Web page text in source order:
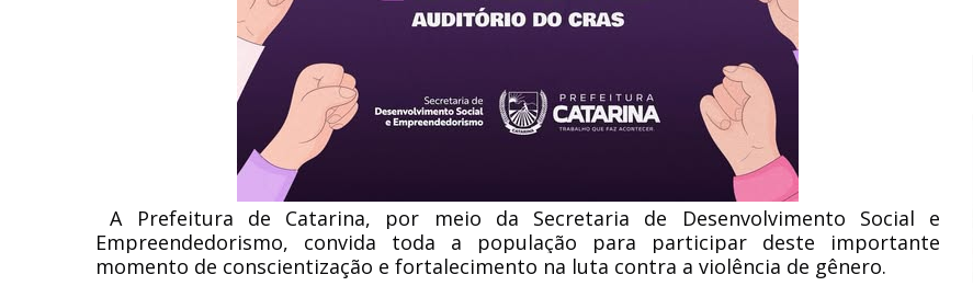
A Prefeitura de Catarina, por meio da Secretaria de Desenvolvimento Social e
Empreendedorismo, convida toda a população para participar deste importante
momento de conscientização e fortalecimento na luta contra a violência de gênero.